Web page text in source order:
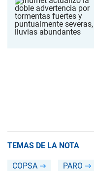
TEMAS DE LA NOTA
COPSA PARO